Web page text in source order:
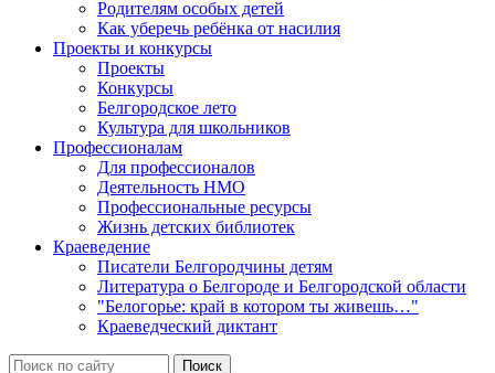
Родителям особых детей
Как уберечь ребёнка от насилия
Проекты и конкурсы
Проекты
Конкурсы
Белгородское лето
Культура для школьников
Профессионалам
Для профессионалов
Деятельность НМО
Профессиональные ресурсы
Жизнь детских библиотек
Краеведение
Писатели Белгородчины детям
Литература о Белгороде и Белгородской области
"Белогорье: край в котором ты живешь…"
Краеведческий диктант